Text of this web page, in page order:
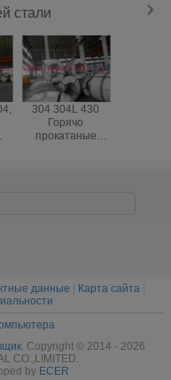
стали
304 304L 430
Горячо
прокатаные
данные Карта сайта|
Copyright © 2014 - 2026
CO.,LIMITED.
by ECER